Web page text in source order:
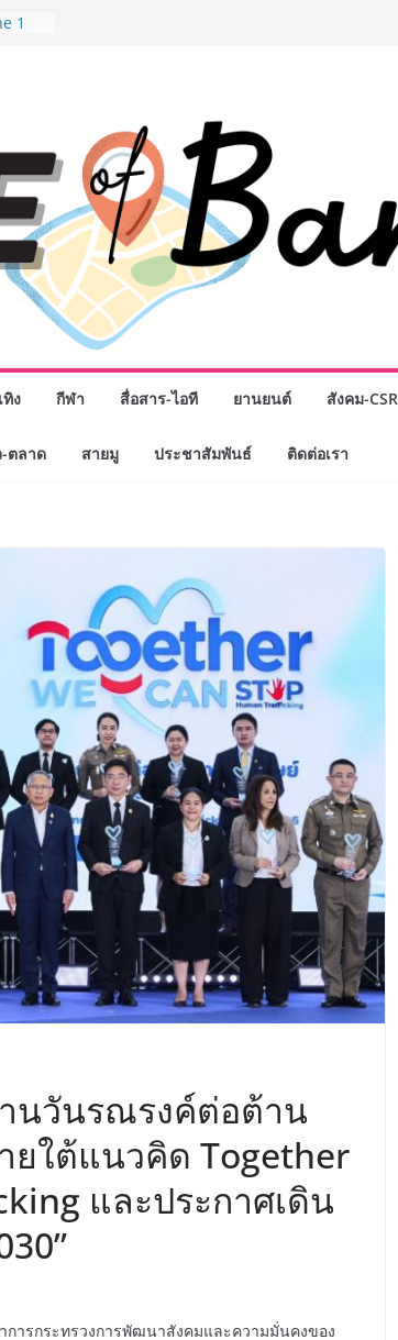
1
นรอบ
ที่ยว
รกิจ
อกไม้
งฆ
ง กีฬา สื่อสาร-ไอที ยานยนต์ สังคม-CSR
ตลาด สายมู ประชาสัมพันธ์ ติดต่อเรา
นวันรณรงค์ต่อต้าน
ยใต้แนวคิด Together
และประกาศเดิน
ารกระทรวงการพัฒนาสังคมและความมั่นคงของ